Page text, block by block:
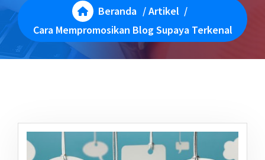
Beranda /Artikel /
Cara Mempromosikan Blog Supaya Terkenal